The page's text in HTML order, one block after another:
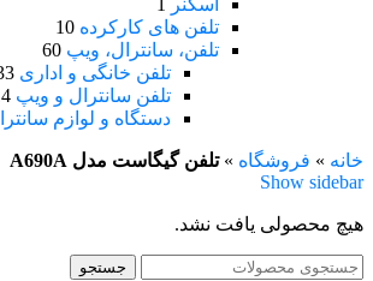
تلفن های کارکرده 10
تلفن، سانترال، ویپ 60
تلفن خانگی و اداری
تلفن سانترال و ویپ
دستگاه و لوازم
خانه » فروشگاه »تلفن گیگاست مدل A690A
Show sidebar
هیچ محصولی یافت نشد.
جستجو